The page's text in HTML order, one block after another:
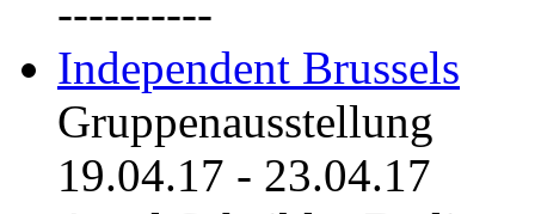
----------
Independent Brussels
Gruppenausstellung
19.04.17 - 23.04.17